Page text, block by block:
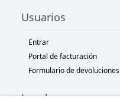
Usuarios
Entrar
Portal de facturación
Formulario de devoluciones